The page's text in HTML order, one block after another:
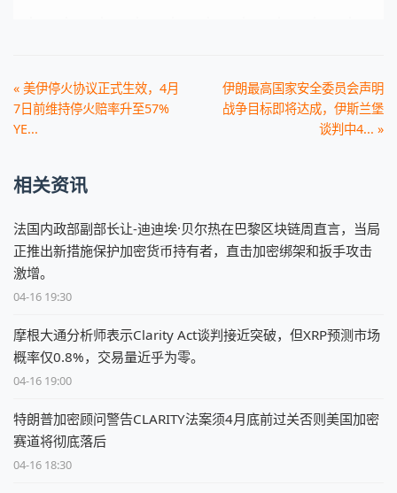
« 美伊停火协议正式生效，4月
7日前维持停火赔率升至57%
YE...
伊朗最高国家安全委员会声明
战争目标即将达成，伊斯兰堡
谈判中4... »
相关资讯
法国内政部副部长让-迪迪埃·贝尔热在巴黎区块链周直言，当局
正推出新措施保护加密货币持有者，直击加密绑架和扳手攻击
激增。
04-16 19:30
摩根大通分析师表示Clarity Act谈判接近突破，但XRP预测市场
概率仅0.8%，交易量近乎为零。
04-16 19:00
特朗普加密顾问警告CLARITY法案须4月底前过关否则美国加密
赛道将彻底落后
04-16 18:30